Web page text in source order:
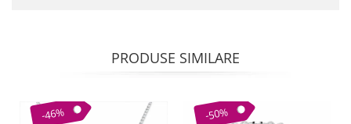
PRODUSE SIMILARE
-46% -50%